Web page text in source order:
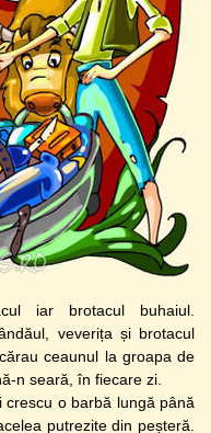
iar brotacul buhaiul.
veverița și brotacul
ceaunul la groapa de
n seară, în fiecare zi.
o barbă lungă până
putrezite din peșteră.